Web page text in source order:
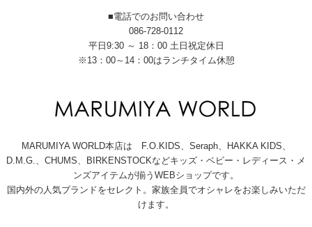
■電話でのお問い合わせ
086-728-0112
平日9:30 ～ 18：00 土日祝定休日
※13：00～14：00はランチタイム休憩
MARUMIYA WORLD本店は F.O.KIDS、Seraph、HAKKA KIDS、
D.M.G.、CHUMS、BIRKENSTOCKなどキッズ・ベビー・レディース・メ
ンズアイテムが揃うWEBショップです。
国内外の人気ブランドをセレクト。家族全員でオシャレをお楽しみいただ
けます。